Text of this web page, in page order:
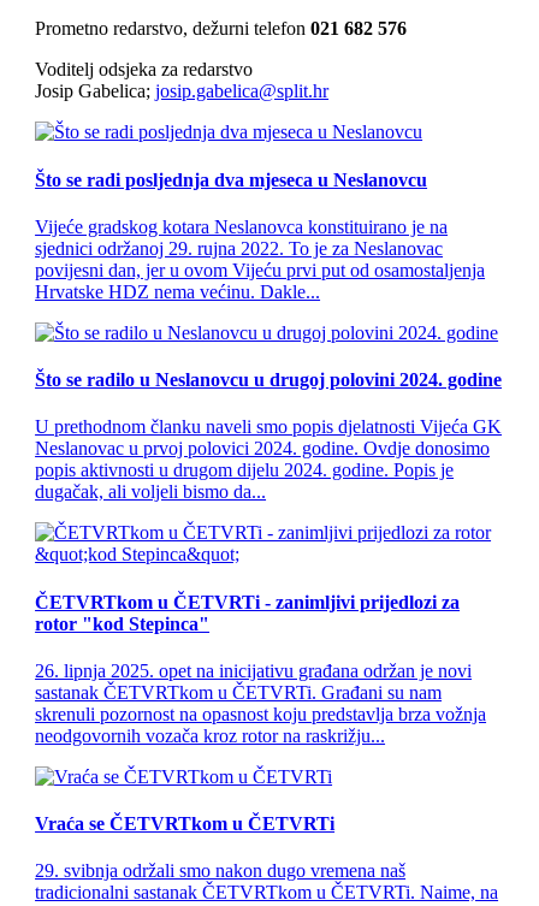
Prometno redarstvo, dežurni telefon021 682 576
Voditelj odsjeka za redarstvo
Josip Gabelica;josip.gabelica@split.hr
Što se radi posljednja dva mjeseca u Neslanovcu
Vijeće gradskog kotara Neslanovca konstituirano je na
sjednici održanoj 29. rujna 2022. To je za Neslanovac
povijesni dan, jer u ovom Vijeću prvi put od osamostaljenja
Hrvatske HDZ nema većinu. Dakle...
Što se radilo u Neslanovcu u drugoj polovini 2024. godine
U prethodnom članku naveli smo popis djelatnosti Vijeća GK
Neslanovac u prvoj polovici 2024. godine. Ovdje donosimo
popis aktivnosti u drugom dijelu 2024. godine. Popis je
dugačak, ali voljeli bismo da...
ČETVRTkom u ČETVRTi - zanimljivi prijedlozi za
rotor "kod Stepinca"
26. lipnja 2025. opet na inicijativu građana održan je novi
sastanak ČETVRTkom u ČETVRTi. Građani su nam
skrenuli pozornost na opasnost koju predstavlja brza vožnja
neodgovornih vozača kroz rotor na raskrižju...
Vraća se ČETVRTkom u ČETVRTi
29. svibnja održali smo nakon dugo vremena naš
tradicionalni sastanak ČETVRTkom u ČETVRTi. Naime, na